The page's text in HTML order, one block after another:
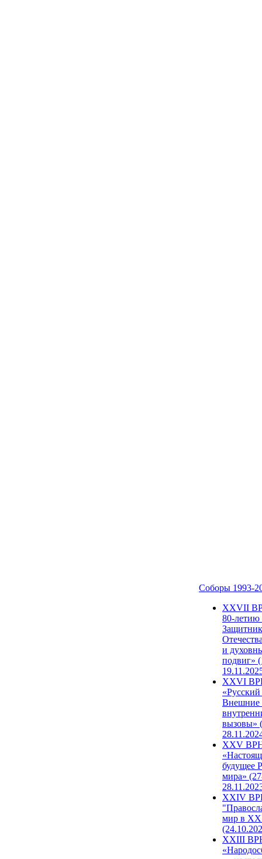
Соборы 1993-
ХХVII
80-
и
подвиг»
XXVI
Внешние
вызовы»
XXV
будущее
мира»
XXIV
мир в
XXIII